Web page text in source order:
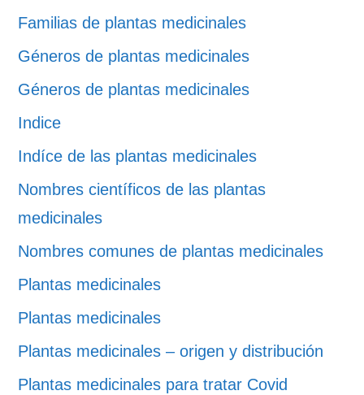
Familias de plantas medicinales
Géneros de plantas medicinales
Géneros de plantas medicinales
Indice
Indíce de las plantas medicinales
Nombres científicos de las plantas
medicinales
Nombres comunes de plantas medicinales
Plantas medicinales
Plantas medicinales
Plantas medicinales – origen y distribución
Plantas medicinales para tratar Covid